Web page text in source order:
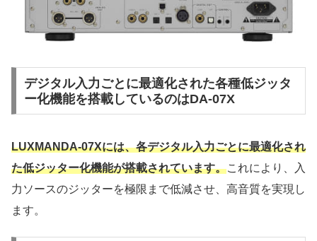
デジタル入力ごとに最適化された各種低ジッタ
ー化機能を搭載しているのはDA-07X
LUXMANDA-07Xには、各デジタル入力ごとに最適化され
た低ジッター化機能が搭載されています。これにより、入
力ソースのジッターを極限まで低減させ、高音質を実現し
ます。